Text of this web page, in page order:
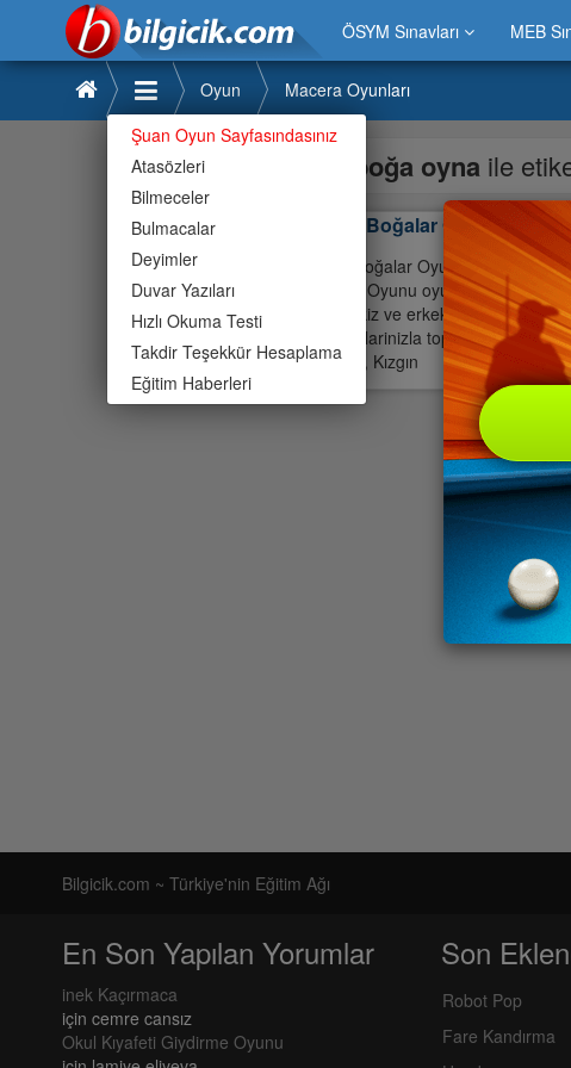
ÖSYM Sınavları MEB
Şuan Oyun Sayfasındasınız
Atasözleri
Bilmeceler
Bulmacalar
Deyimler
Duvar Yazıları
Hızlı Okuma Testi
Takdir Teşekkür Hesaplama
Eğitim Haberleri
Oyun Macera Oyunları
boğa oyna ile
Kızgın Boğalar Oyunu
Kızgın Boğalar Oyunu Oyunu
Boğalar Oyunu oyununu
Oyunu kiz ve erkek çocuklariniz
arkadaslarinizla toplanarak
oyunlari, Kızgın
Bilgicik.com ~ Türkiye'nin Eğitim Ağı
En Son Yapılan Yorumlar
inek Kaçırmaca
için cemre cansız
Okul Kıyafeti Giydirme Oyunu
Son
Robot Pop
Fare Kandırma